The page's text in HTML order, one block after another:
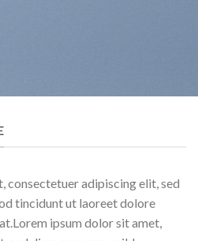
consectetuer adipiscing elit, sed
tincidunt ut laoreet dolore
ipsum dolor sit amet,